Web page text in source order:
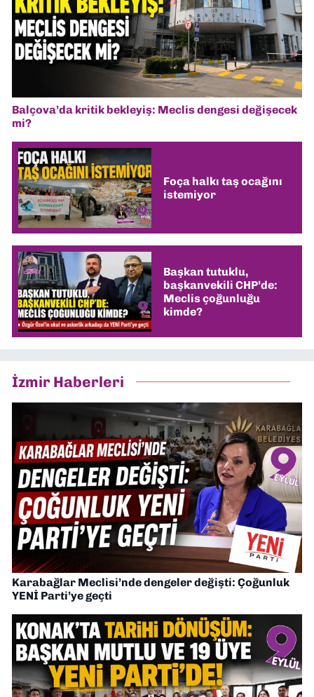
Balçova’da kritik bekleyiş: Meclis dengesi değişecek
mi?
Foça halkı taş ocağını
istemiyor
Başkan tutuklu,
başkanvekili CHP’de:
Meclis çoğunluğu
kimde?
İzmir Haberleri
Karabağlar Meclisi’nde dengeler değişti: Çoğunluk
YENİ Parti’ye geçti